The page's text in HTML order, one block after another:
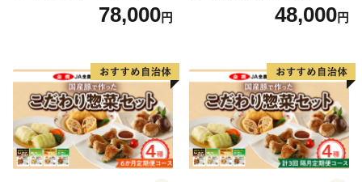
78,000円 48,000円